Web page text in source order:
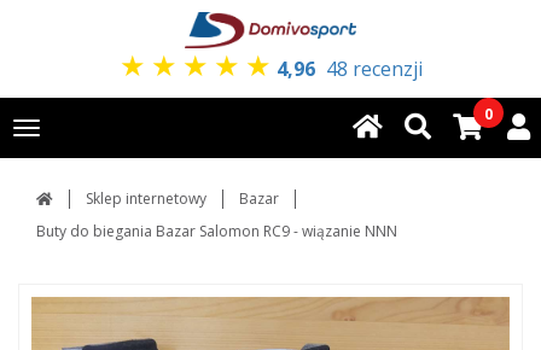
★ ★ ★ ★ ★ 4,96 48 recenzji
Toggle
navigation
0
Sklep internetowy
Bazar
Buty do biegania Bazar Salomon RC9 - wiązanie NNN